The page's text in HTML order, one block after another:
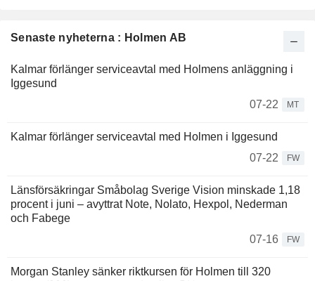
Senaste nyheterna : Holmen AB
Kalmar förlänger serviceavtal med Holmens anläggning i
Iggesund
07-22
MT
Kalmar förlänger serviceavtal med Holmen i Iggesund
07-22
FW
Länsförsäkringar Småbolag Sverige Vision minskade 1,18
procent i juni – avyttrat Note, Nolato, Hexpol, Nederman
och Fabege
07-16
FW
Morgan Stanley sänker riktkursen för Holmen till 320